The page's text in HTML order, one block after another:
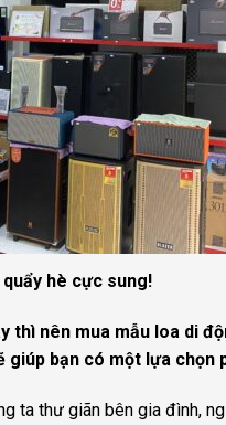
hè cực sung!
thì nên mua mẫu loa di
bạn có một lựa chọn
ta thư giãn bên gia đình,